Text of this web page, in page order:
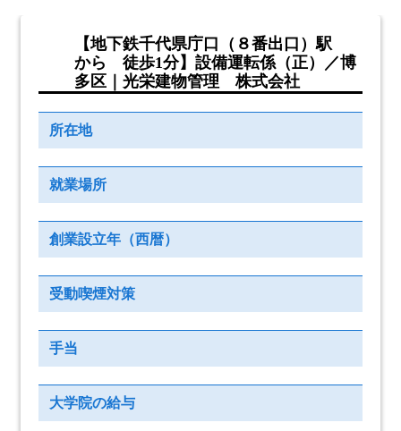
【地下鉄千代県庁口（８番出口）駅
から 徒歩1分】設備運転係（正）／博
多区｜光栄建物管理 株式会社
所在地
就業場所
創業設立年（西暦）
受動喫煙対策
手当
大学院の給与